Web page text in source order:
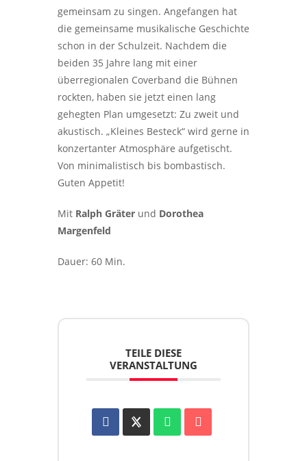
gemeinsam zu singen. Angefangen hat
die gemeinsame musikalische Geschichte
schon in der Schulzeit. Nachdem die
beiden 35 Jahre lang mit einer
überregionalen Coverband die Bühnen
rockten, haben sie jetzt einen lang
gehegten Plan umgesetzt: Zu zweit und
akustisch. „Kleines Besteck“ wird gerne in
konzertanter Atmosphäre aufgetischt.
Von minimalistisch bis bombastisch.
Guten Appetit!
Mit Ralph Gräter und Dorothea
Margenfeld
Dauer: 60 Min.
TEILE DIESE
VERANSTALTUNG